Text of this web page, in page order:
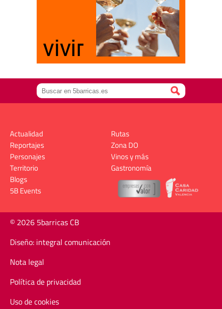
Actualidad
Reportajes
Personajes
Territorio
Rutas
Zona DO
Vinos y más
Gastronomía
Blogs
5B Events
© 2026 5barricas CB
Diseño: integral comunicación
Nota legal
Política de privacidad
Uso de cookies